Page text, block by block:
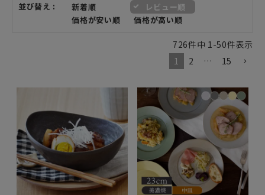
並び替え 新着順
レビュー順
価格が安い順
価格が高い順
726件中 1-50件表示
1
2 … 15